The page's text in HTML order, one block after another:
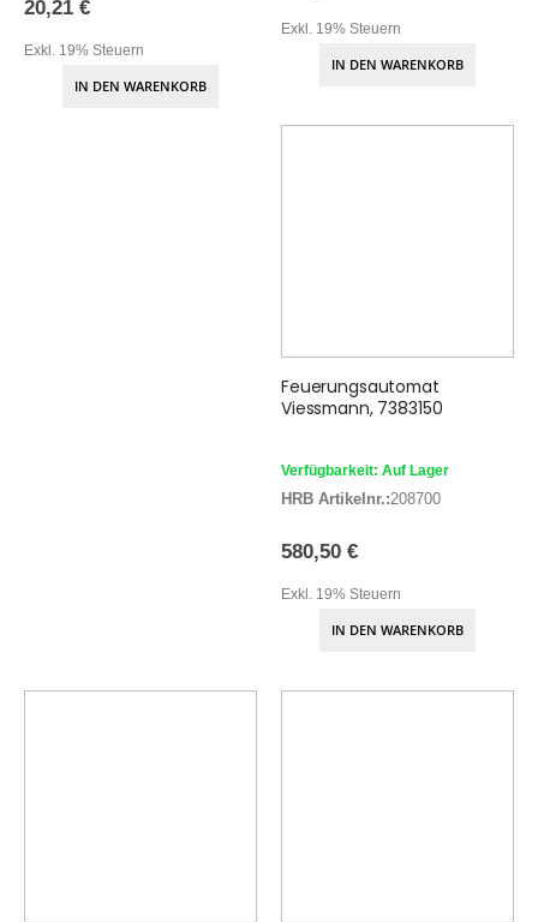
20,21 €
Exkl. 19% Steuern
IN DEN WARENKORB
Exkl. 19% Steuern
IN DEN WARENKORB
Feuerungsautomat
Viessmann, 7383150
Verfügbarkeit: Auf Lager
HRB Artikelnr.:208700
580,50 €
Exkl. 19% Steuern
IN DEN WARENKORB